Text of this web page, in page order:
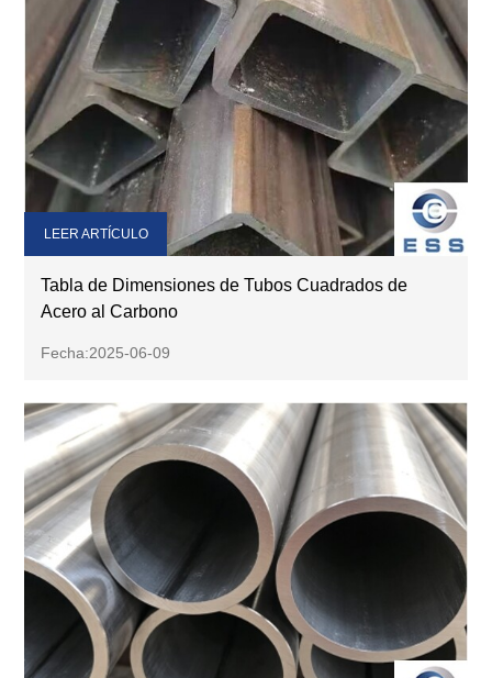
Tabla de Dimensiones de Tubos Cuadrados de
Acero al Carbono
Fecha:2025-06-09
LEER ARTÍCULO